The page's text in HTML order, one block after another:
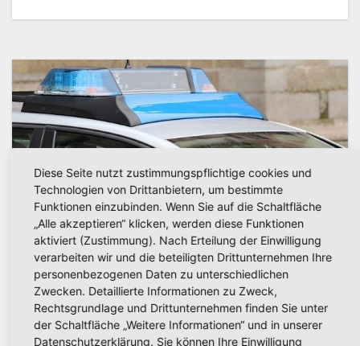
POLIZEIBERICHT
Diese Seite nutzt zustimmungspflichtige cookies und
Technologien von Drittanbietern, um bestimmte
Funktionen einzubinden. Wenn Sie auf die Schaltfläche
„Alle akzeptieren“ klicken, werden diese Funktionen
aktiviert (Zustimmung). Nach Erteilung der Einwilligung
verarbeiten wir und die beteiligten Drittunternehmen Ihre
personenbezogenen Daten zu unterschiedlichen
Zwecken. Detaillierte Informationen zu Zweck,
Rechtsgrundlage und Drittunternehmen finden Sie unter
der Schaltfläche „Weitere Informationen“ und in unserer
Datenschutzerklärung. Sie können Ihre Einwilligung